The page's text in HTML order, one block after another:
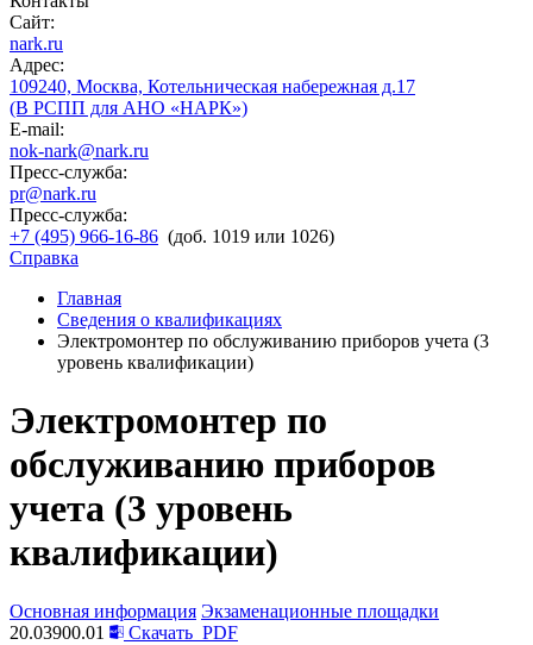
Сайт:
nark.ru
Адрес:
109240, Москва, Котельническая набережная д.17
(В РСПП для АНО «НАРК»)
E-mail:
nok-nark@nark.ru
Пресс-служба:
pr@nark.ru
Пресс-служба:
+7 (495) 966-16-86 (доб. 1019 или 1026)
Справка
Главная
Сведения о квалификациях
Электромонтер по обслуживанию приборов учета (3
уровень квалификации)
Электромонтер по
обслуживанию приборов
учета (3 уровень
квалификации)
Основная информация Экзаменационные площадки
20.03900.01
Скачать PDF